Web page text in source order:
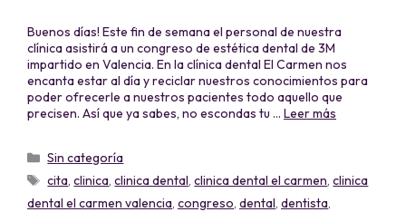
Buenos días! Este fin de semana el personal de nuestra
clínica asistirá a un congreso de estética dental de 3M
impartido en Valencia. En la clínica dental El Carmen nos
encanta estar al día y reciclar nuestros conocimientos para
poder ofrecerle a nuestros pacientes todo aquello que
precisen. Así que ya sabes, no escondas tu … Leer más
Sin categoría
cita,clinica,clinica dental,clinica dental el carmen,clinica
dental el carmen valencia, congreso, dental, dentista,